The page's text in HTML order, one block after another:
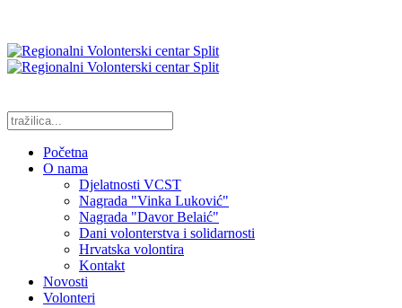
Početna
O nama
Djelatnosti VCST
Nagrada "Vinka Luković"
Nagrada "Davor Belaić"
Dani volonterstva i solidarnosti
Hrvatska volontira
Kontakt
Novosti
Volonteri